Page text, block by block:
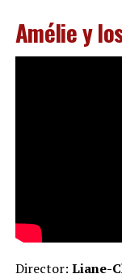
Amélie y
Director: Liane-